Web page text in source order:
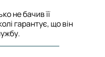
не бачив її
гарантує, що він